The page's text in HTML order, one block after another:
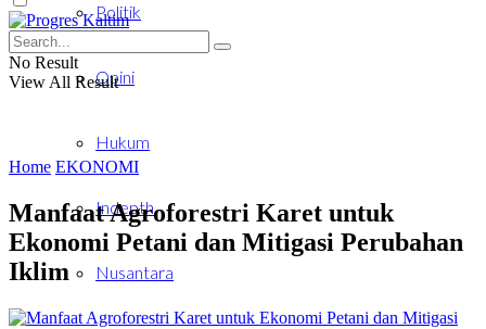
Politik
Opini
Hukum
Indepth
Nusantara
No Result
View All Result
Home EKONOMI
Manfaat Agroforestri Karet untuk
Ekonomi Petani dan Mitigasi Perubahan
Iklim